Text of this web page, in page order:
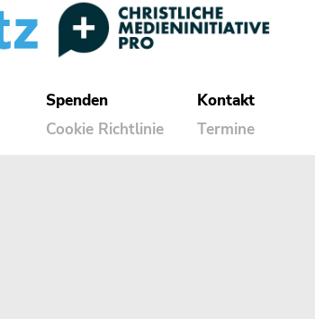
Spenden
Cookie Richtlinie
Kontakt
Termine